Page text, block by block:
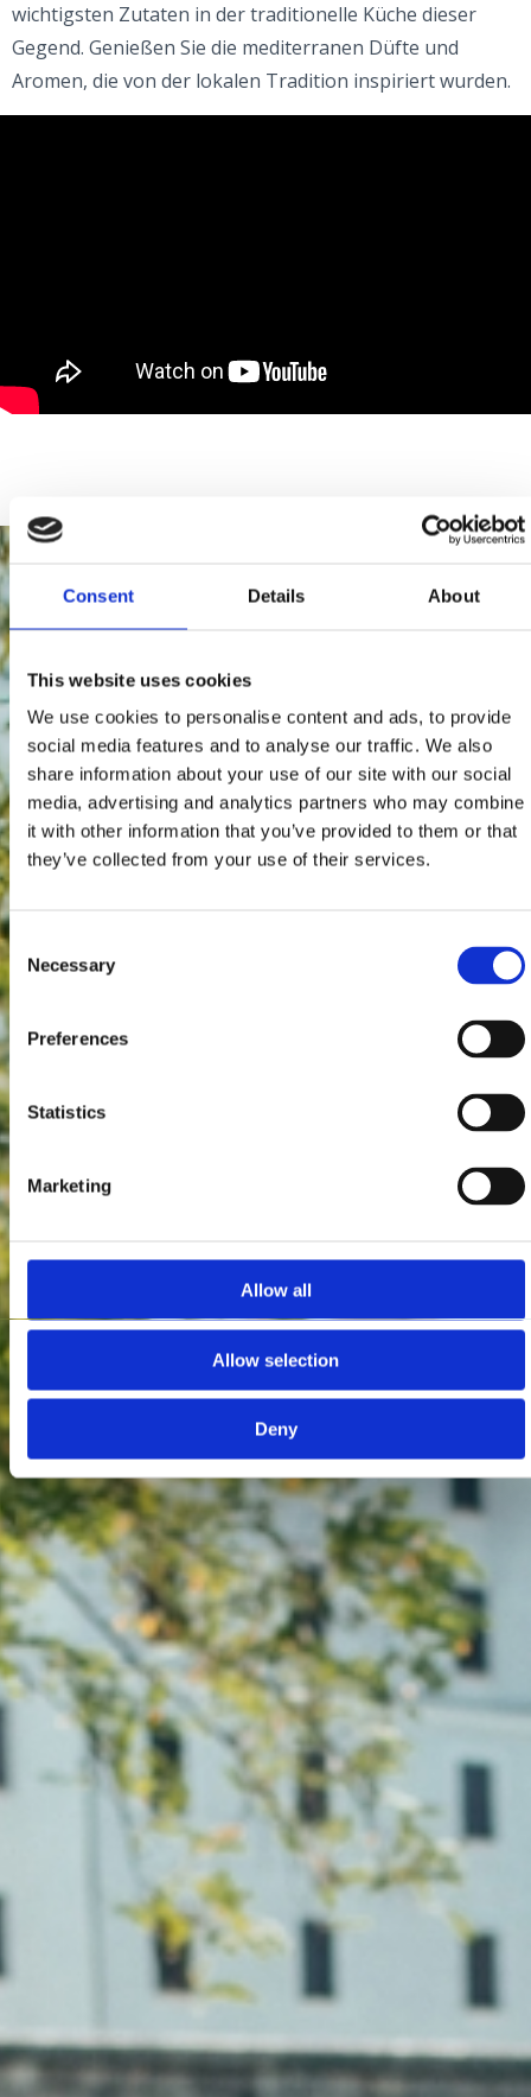
Consent Details About
This website uses cookies
We use cookies to personalise content and ads, to provide
social media features and to analyse our traffic. We also
share information about your use of our site with our social
media, advertising and analytics partners who may combine
it with other information that you’ve provided to them or that
they’ve collected from your use of their services.
Consent
Selection
Necessary
Preferences
Statistics
Marketing
Allow all
Allow selection
Deny
wichtigsten Zutaten in der traditionelle Küche dieser
Gegend. Genießen Sie die mediterranen Düfte und
Aromen, die von der lokalen Tradition inspiriert wurden.